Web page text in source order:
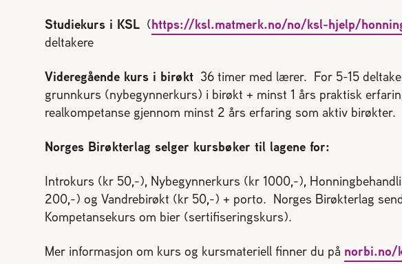
Studiekurs i KSL (https://ksl.matmerk.no/no/ksl-hjelp/
deltakere
Videregående kurs i birøkt 36 timer med lærer. For 5-15
grunnkurs (nybegynnerkurs) i birøkt + minst 1 års praktisk
realkompetanse gjennom minst 2 års erfaring som aktiv birøkter.
Norges Birøkterlag selger kursbøker til lagene for:
Introkurs (kr 50,-), Nybegynnerkurs (kr 1000,-),
200,-) og Vandrebirøkt (kr 50,-) + porto. Norges Birøkterlag
Kompetansekurs om bier (sertifiseringskurs).
Mer informasjon om kurs og kursmateriell finner du på